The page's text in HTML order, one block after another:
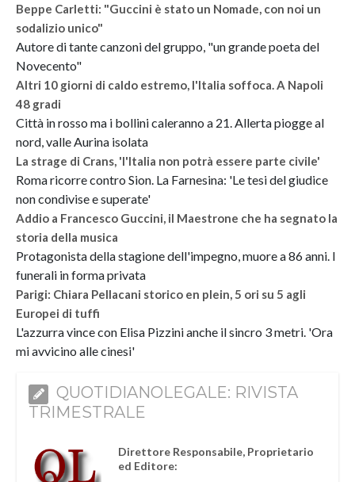
Beppe Carletti: "Guccini è stato un Nomade, con noi un
sodalizio unico"
Autore di tante canzoni del gruppo, "un grande poeta del
Novecento"
Altri 10 giorni di caldo estremo, l'Italia soffoca. A Napoli
48 gradi
Città in rosso ma i bollini caleranno a 21. Allerta piogge al
nord, valle Aurina isolata
La strage di Crans, 'l'Italia non potrà essere parte civile'
Roma ricorre contro Sion. La Farnesina: 'Le tesi del giudice
non condivise e superate'
Addio a Francesco Guccini, il Maestrone che ha segnato la
storia della musica
Protagonista della stagione dell'impegno, muore a 86 anni. I
funerali in forma privata
Parigi: Chiara Pellacani storico en plein, 5 ori su 5 agli
Europei di tuffi
L'azzurra vince con Elisa Pizzini anche il sincro 3 metri. 'Ora
mi avvicino alle cinesi'
QUOTIDIANOLEGALE: RIVISTA
TRIMESTRALE
Direttore Responsabile, Proprietario
ed Editore: